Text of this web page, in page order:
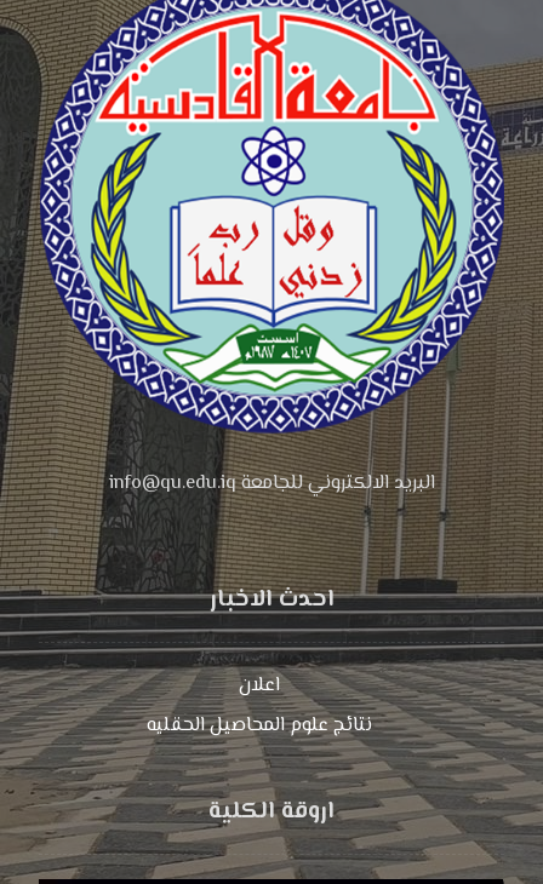
البريد الالكتروني للجامعة info@qu.edu.iq
احدث الاخبار
اعلان
نتائج علوم المحاصیل الحقلیه
اروقة الكلية